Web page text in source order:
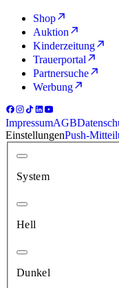
Shop
Auktion
Kinderzeitung
Trauerportal
Partnersuche
Werbung
ImpressumAGB
EinstellungenPush-
System
Hell
Dunkel